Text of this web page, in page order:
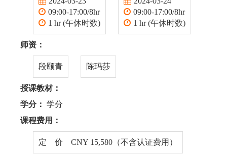
09:00-17:00/8hr
1 hr (午休时数)
09:00-17:00/8hr
1 hr (午休时数)
师资：
段颐青 陈玛莎
授课教材：
学分： 学分
课程费用：
定 价 CNY 15,580（不含认证费用）